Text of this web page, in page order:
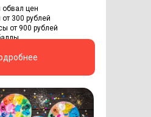
цен
300 рублей
от 900 рублей